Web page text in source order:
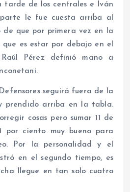
tarde de los centrales e Iván
le fue cuesta arriba al
que por primera vez en la
es estar por debajo en el
Pérez definió mano a
seguirá fuera de la
prendido arriba en la tabla.
cosas pero sumar 11 de
por ciento muy bueno para
Por la personalidad y el
en el segundo tiempo, es
llegue en tan solo cuatro